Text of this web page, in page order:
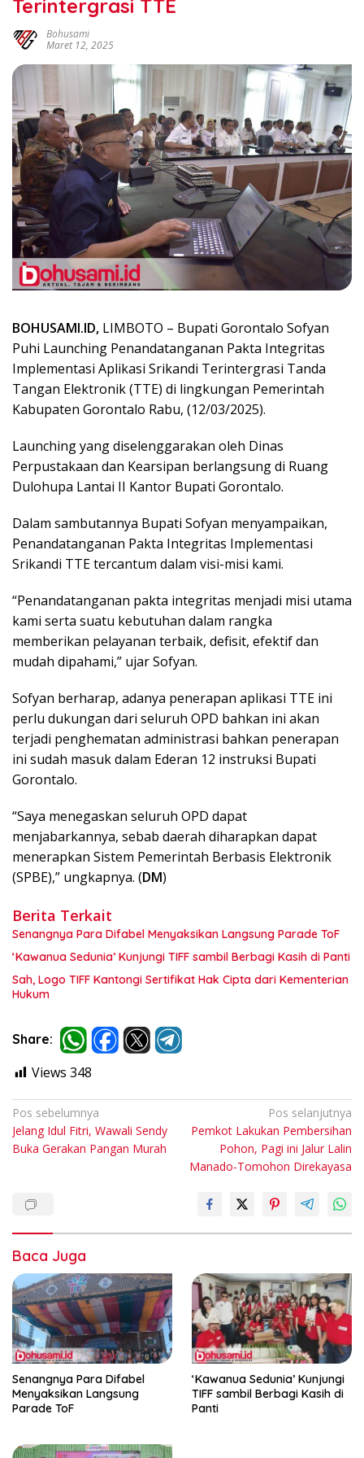
Terintergrasi TTE
Bohusami
Maret 12, 2025
BOHUSAMI.ID, LIMBOTO – Bupati Gorontalo Sofyan
Puhi Launching Penandatanganan Pakta Integritas
Implementasi Aplikasi Srikandi Terintergrasi Tanda
Tangan Elektronik (TTE) di lingkungan Pemerintah
Kabupaten Gorontalo Rabu, (12/03/2025).
Launching yang diselenggarakan oleh Dinas
Perpustakaan dan Kearsipan berlangsung di Ruang
Dulohupa Lantai II Kantor Bupati Gorontalo.
Dalam sambutannya Bupati Sofyan menyampaikan,
Penandatanganan Pakta Integritas Implementasi
Srikandi TTE tercantum dalam visi-misi kami.
“Penandatanganan pakta integritas menjadi misi utama
kami serta suatu kebutuhan dalam rangka
memberikan pelayanan terbaik, defisit, efektif dan
mudah dipahami,” ujar Sofyan.
Sofyan berharap, adanya penerapan aplikasi TTE ini
perlu dukungan dari seluruh OPD bahkan ini akan
terjadi penghematan administrasi bahkan penerapan
ini sudah masuk dalam Ederan 12 instruksi Bupati
Gorontalo.
“Saya menegaskan seluruh OPD dapat
menjabarkannya, sebab daerah diharapkan dapat
menerapkan Sistem Pemerintah Berbasis Elektronik
(SPBE),” ungkapnya. (DM)
Berita Terkait
Senangnya Para Difabel Menyaksikan Langsung Parade ToF
‘Kawanua Sedunia’ Kunjungi TIFF sambil Berbagi Kasih di Panti
Sah, Logo TIFF Kantongi Sertifikat Hak Cipta dari Kementerian
Hukum
Share:
Views 348
Navigasi
pos
Pos sebelumnya
Jelang Idul Fitri, Wawali Sendy
Buka Gerakan Pangan Murah
Pos selanjutnya
Pemkot Lakukan Pembersihan
Pohon, Pagi ini Jalur Lalin
Manado-Tomohon Direkayasa
Baca Juga
Senangnya Para Difabel
Menyaksikan Langsung
Parade ToF
‘Kawanua Sedunia’ Kunjungi
TIFF sambil Berbagi Kasih di
Panti